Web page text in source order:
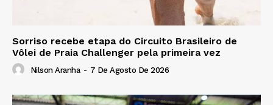
Sorriso recebe etapa do Circuito Brasileiro de
Vôlei de Praia Challenger pela primeira vez
Nilson Aranha - 7 De Agosto De 2026